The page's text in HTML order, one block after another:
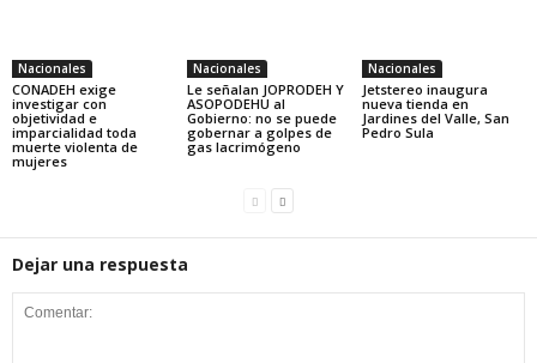
Nacionales
CONADEH exige
investigar con
objetividad e
imparcialidad toda
muerte violenta de
mujeres
Nacionales
Le señalan JOPRODEH Y
ASOPODEHU al
Gobierno: no se puede
gobernar a golpes de
gas lacrimógeno
Nacionales
Jetstereo inaugura
nueva tienda en
Jardines del Valle, San
Pedro Sula
Dejar una respuesta